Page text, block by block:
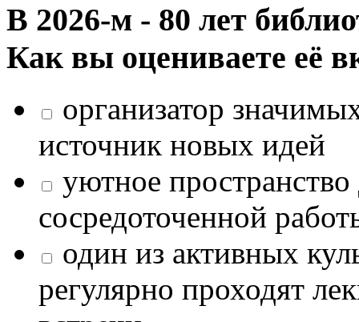
В 2026‑м - 80 лет
Как вы оцениваете её
организатор
источник новых идей
уютное
сосредоточенной
один из активных
регулярно проходят